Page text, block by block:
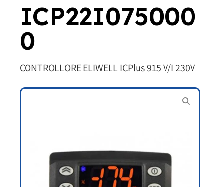
ICP22I075000
0
CONTROLLORE ELIWELL ICPlus 915 V/I 230V